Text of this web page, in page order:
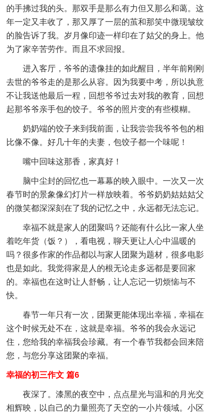
的手拂过我的头。那双手是那么有力但又那么和蔼。这
年一定又丰收了，那又厚了一层的茧和那笑中微现皱纹
的脸告诉了我。岁月像印迹一样印在了姑父的身上。他
为了家辛苦劳作。而且不求回报。
进入客厅，爷爷的遗像挂的如此醒目，半年前刚刚
去世的爷爷走的是那么从容。因为我要中考，所以执意
不让我送他最后一程，回想爷爷过去对我的教育，回想
起那爷爷亲手包的饺子。爷爷的照片变的有些模糊。
奶奶端的饺子来到我前面，让我尝尝我爷爷包的相
比像不像。好几十年的夫妻，包饺子都一个味呢！
嘴中回味这那香，家真好！
脑中尘封的回忆也一幕幕的映入眼中。一次又一次
春节时的景象像幻灯片一样放映着。爷爷奶奶姑姑姑父
的微笑都深深刻在了我的记忆之中，永远都无法忘记。
幸福不就是家人的团聚吗？还能有什么比一家人坐
着吃年货（饭？），看电视，聊天更让人心中温暖的
吗？很多作家的作品都以与家人团聚为题材，很多电影
也是如此。我觉得家是人的根无论走多远都是要回家
的。幸福也在这时让人舒畅，让人忘记一切烦恼与不
快。
春节一年只有一次，团聚更能体现出幸福，幸福在
这个时候无处不在，这就是幸福。爷爷的我会永远记
住，您给我的幸福我会珍藏。有一个春节我都会回来陪
您，与您分享这团聚的幸福。
幸福的初三作文 篇6
夜深了。漆黑的夜空中，点点星光与温和的月光交
相辉映，以自己的力量照亮了天空的一小片领域。小区